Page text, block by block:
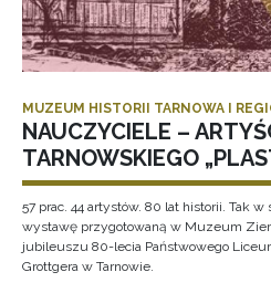
MUZEUM HISTORII TARNOWA I
NAUCZYCIELE –
TARNOWSKIEGO
57 prac. 44 artystów. 80 lat historii. Tak
wystawę przygotowaną w Muzeum
jubileuszu 80-lecia Państwowego
Grottgera w Tarnowie.